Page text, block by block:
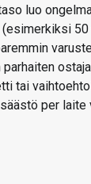
luo
tai
per laite